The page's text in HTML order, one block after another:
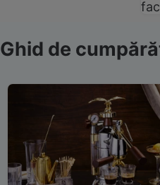
Ghid de